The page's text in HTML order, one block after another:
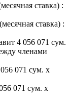
ставка) :
ставка) :
4 056 071 сум.
членами
071 сум. х
071 сум. х